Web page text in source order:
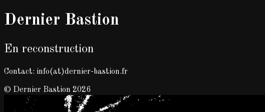
Dernier Bastion
En reconstruction
Contact: info(at)dernier-bastion.fr
© Dernier Bastion 2026